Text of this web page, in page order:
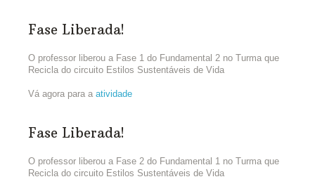
Fase Liberada!
O professor liberou a Fase 1 do Fundamental 2 no Turma que
Recicla do circuito Estilos Sustentáveis de Vida
Vá agora para a atividade
Fase Liberada!
O professor liberou a Fase 2 do Fundamental 1 no Turma que
Recicla do circuito Estilos Sustentáveis de Vida